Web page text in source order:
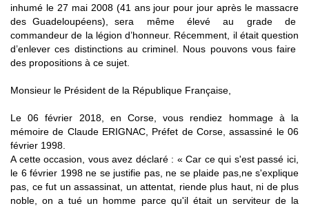
inhumé le 27 mai 2008 (41 ans jour pour jour après le massacre
des Guadeloupéens), sera même élevé au grade de
commandeur de la légion d’honneur. Récemment, il était question
d’enlever ces distinctions au criminel. Nous pouvons vous faire
des propositions à ce sujet.
Monsieur le Président de la République Française,
Le 06 février 2018, en Corse, vous rendiez hommage à la
mémoire de Claude ERIGNAC, Préfet de Corse, assassiné le 06
février 1998.
A cette occasion, vous avez déclaré : « Car ce qui s'est passé ici,
le 6 février 1998 ne se justifie pas, ne se plaide pas,ne s'explique
pas, ce fut un assassinat, un attentat, riende plus haut, ni de plus
noble, on a tué un homme parce qu'il était un serviteur de la